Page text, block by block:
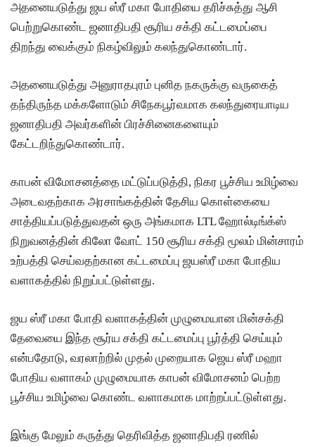
ஜனாதிபதி
க்கும்
சந்திப்பு!
தமிழ்
பேசும்
மக்களின்
உரிமைக
ள்
தொடர்பில்
இந்திய
உயர்ஸ்தா
எடுத்து
ரைக்கப்ப
சீரற்ற
புலமைப்ப
அதனையடுத்து ஜய ஸ்ரீ மகா போதியை தரிச்சுத்து ஆசி
பெற்றுகொண்ட ஜனாதிபதி சூரிய சக்தி கட்டமைப்பை
திறந்து வைக்கும் நிகழ்விலும் கலந்துகொண்டார்.
அதனையடுத்து அனுராதபுரம் புனித நகருக்கு வருகைத்
தந்திருந்த மக்களோடும் சிநேகபூர்வமாக கலந்துரையாடிய
ஜனாதிபதி அவர்களின் பிரச்சினைகளையும்
கேட்டறிந்துகொண்டார்.
காபன் விமோசனத்தை மட்டுப்படுத்தி, நிகர பூச்சிய உமிழ்வை
அடைவதற்காக அரசாங்கத்தின் தேசிய கொள்கையை
சாத்தியப்படுத்துவதன் ஒரு அங்கமாக LTL ஹோல்டிங்க்ஸ்
நிறுவனத்தின் கிலோ வோட் 150 சூரிய சக்தி மூலம் மின்சாரம்
உற்பத்தி செய்வதற்கான கட்டமைப்பு ஜயஸ்ரீ மகா போதிய
வளாகத்தில் நிறுப்பட்டுள்ளது.
ஜய ஸ்ரீ மகா போதி வளாகத்தின் முழுமையான மின்சக்தி
தேவையை இந்த சூர்ய சக்தி கட்டமைப்பு பூர்த்தி செய்யும்
என்பதோடு, வரலாற்றில் முதல் முறையாக ஜெய ஸ்ரீ மஹா
போதிய வளாகம் முழுமையாக காபன் விமோசனம் பெற்ற
பூச்சிய உமிழ்வை கொண்ட வளாகமாக மாற்றப்பட்டுள்ளது.
இங்கு மேலும் கருத்து தெரிவித்த ஜனாதிபதி ரணில்